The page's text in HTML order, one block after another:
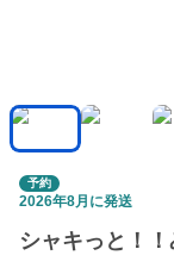
予約
2026年8月に発送
シャキっと！